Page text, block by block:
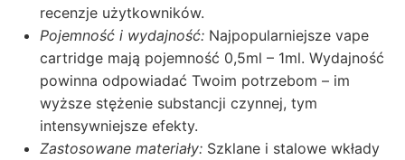
recenzje użytkowników.
Pojemność i wydajność: Najpopularniejsze vape
cartridge mają pojemność 0,5ml – 1ml. Wydajność
powinna odpowiadać Twoim potrzebom – im
wyższe stężenie substancji czynnej, tym
intensywniejsze efekty.
Zastosowane materiały: Szklane i stalowe wkłady